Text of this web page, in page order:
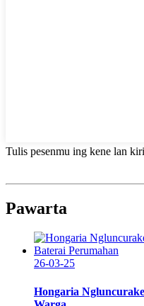
Tulis pesenmu ing kene lan
Pawarta
26-03-25
Hongaria